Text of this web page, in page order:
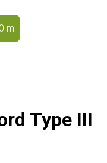
m
Type III